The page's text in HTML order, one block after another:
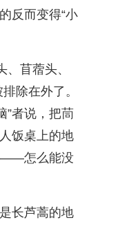
反而变得“小
苜蓿头、
除在外了。
”者说，把茼
饭桌上的地
——怎么能没
长芦蒿的地